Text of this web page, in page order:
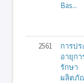
Bas...
2561
การปร
อายุกา
รักษา
ผลิตภั